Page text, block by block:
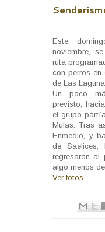
Este
noviembre,
ruta
con perros en
de Las
Un poco
previsto,
el grupo
Mulas. Tras
Enmedio, y
de Saelices,
regresaron al
algo menos
Ver fotos